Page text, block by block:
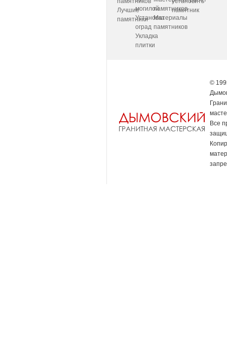
Лучшие
памятники
могилой
Установка
оград
Укладка
плитки
памятников
Материалы
памятников
памятник
©
Все